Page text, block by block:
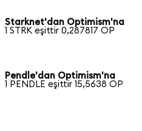
Starknet'dan Optimism'na
1 STRK eşittir 0,287817 OP
Pendle'dan Optimism'na
1 PENDLE eşittir 15,5638 OP